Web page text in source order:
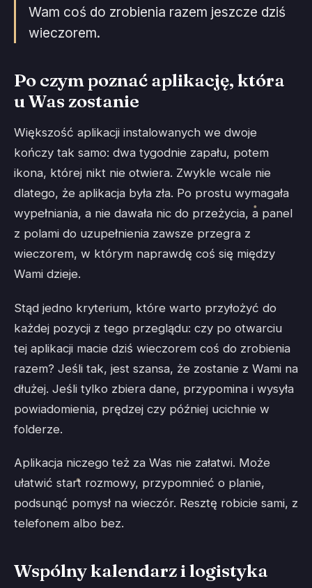
Wam coś do zrobienia razem jeszcze dziś
wieczorem.
Po czym poznać aplikację, która
u Was zostanie
Większość aplikacji instalowanych we dwoje
kończy tak samo: dwa tygodnie zapału, potem
ikona, której nikt nie otwiera. Zwykle wcale nie
dlatego, że aplikacja była zła. Po prostu wymagała
wypełniania, a nie dawała nic do przeżycia, a panel
z polami do uzupełnienia zawsze przegra z
wieczorem, w którym naprawdę coś się między
Wami dzieje.
Stąd jedno kryterium, które warto przyłożyć do
każdej pozycji z tego przeglądu: czy po otwarciu
tej aplikacji macie dziś wieczorem coś do zrobienia
razem? Jeśli tak, jest szansa, że zostanie z Wami na
dłużej. Jeśli tylko zbiera dane, przypomina i wysyła
powiadomienia, prędzej czy później ucichnie w
folderze.
Aplikacja niczego też za Was nie załatwi. Może
ułatwić start rozmowy, przypomnieć o planie,
podsunąć pomysł na wieczór. Resztę robicie sami, z
telefonem albo bez.
Wspólny kalendarz i logistyka